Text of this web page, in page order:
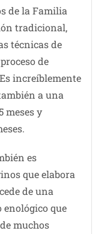
de la Familia
tradicional,
técnicas de
de
increíblemente
a una
meses y
es
que elabora
de una
que
muchos